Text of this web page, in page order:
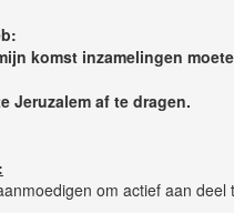
komst inzamelingen
Jeruzalem af te dragen.
om actief aan deel